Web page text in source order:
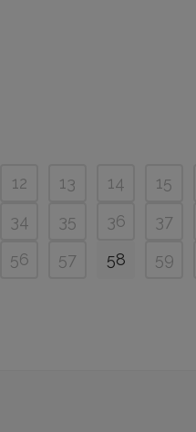
12 13 14 15
34 35 36 37
56 57 58 59